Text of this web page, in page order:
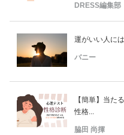
DRESS編集部
運がいい人に
バニー
【簡単】当た
性格...
脇田 尚揮